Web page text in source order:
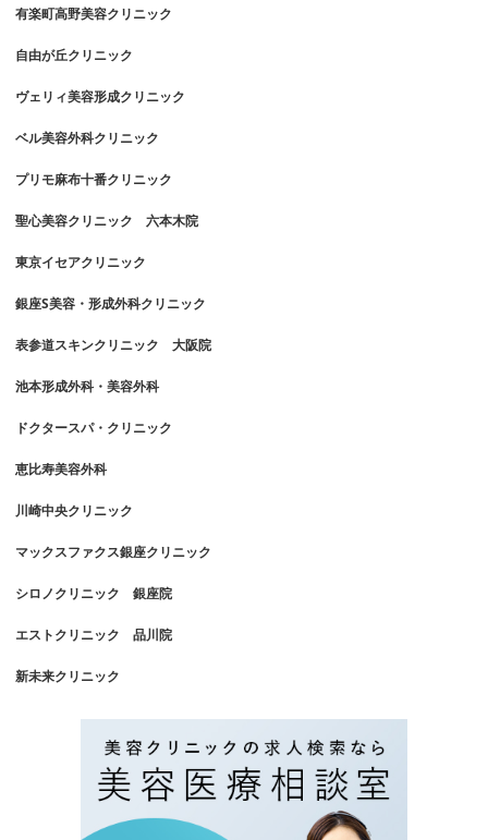
有楽町高野美容クリニック
自由が丘クリニック
ヴェリィ美容形成クリニック
ベル美容外科クリニック
プリモ麻布十番クリニック
聖心美容クリニック 六本木院
東京イセアクリニック
銀座S美容・形成外科クリニック
表参道スキンクリニック 大阪院
池本形成外科・美容外科
ドクタースパ・クリニック
恵比寿美容外科
川崎中央クリニック
マックスファクス銀座クリニック
シロノクリニック 銀座院
エストクリニック 品川院
新未来クリニック